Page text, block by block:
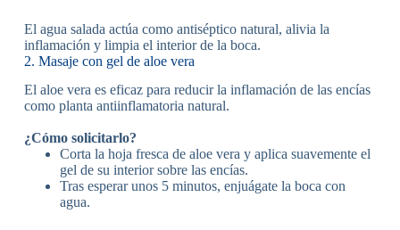
El agua salada actúa como antiséptico natural, alivia la
inflamación y limpia el interior de la boca.
2. Masaje con gel de aloe vera
El aloe vera es eficaz para reducir la inflamación de las encías
como planta antiinflamatoria natural.
¿Cómo solicitarlo?
Corta la hoja fresca de aloe vera y aplica suavemente el
gel de su interior sobre las encías.
Tras esperar unos 5 minutos, enjuágate la boca con
agua.